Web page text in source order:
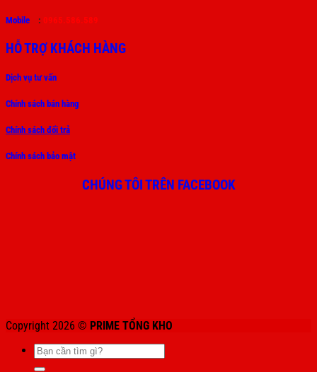
Mobile : 0965.586.589
HỖ TRỢ KHÁCH HÀNG
Dịch vụ tư vấn
Chính sách bán hàng
Chính sách đổi trả
Chính sách bảo mật
CHÚNG TÔI TRÊN FACEBOOK
Copyright 2026 © PRIME TỔNG KHO
Tìm